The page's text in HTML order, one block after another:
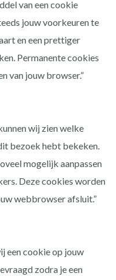
van een cookie
jouw voorkeuren te
en een prettiger
Permanente cookies
van jouw browser.”
wij zien welke
bezoek hebt bekeken.
mogelijk aanpassen
Deze cookies worden
webbrowser afsluit.”
een cookie op jouw
zodra je een